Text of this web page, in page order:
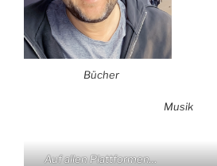
Bücher
Musik
Auf allen Plattformen…